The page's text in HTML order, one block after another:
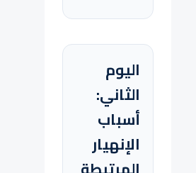
اليوم
الثاني:
أسباب
الإنهيار